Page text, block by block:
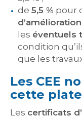
de 5,5 % pour
les éventuels
condition
que les
Les CEE
cette
Les certificats